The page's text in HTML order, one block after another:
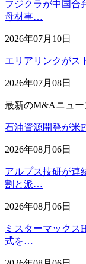
フジクラが中国合
母材事…
2026年07月10日
エリアリンクがス
2026年07月08日
最新のM&Aニュー
石油資源開発が米
2026年08月06日
アルプス技研が連
割と派…
2026年08月06日
ミスターマックス
式を…